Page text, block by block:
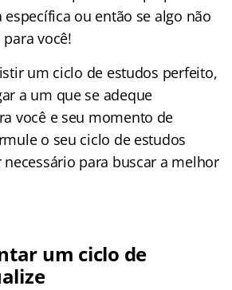
ou então se algo não
você!
um ciclo de estudos perfeito,
a um que se adeque
você e seu momento de
o seu ciclo de estudos
necessário para buscar a melhor
um ciclo de